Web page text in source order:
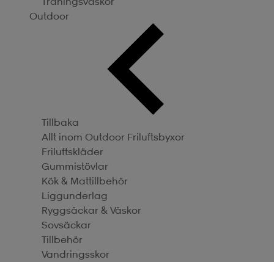
Outdoor
Tillbaka
Allt inom Outdoor Friluftsbyxor
Friluftskläder
Gummistövlar
Kök & Mattillbehör
Liggunderlag
Ryggsäckar & Väskor
Sovsäckar
Tillbehör
Vandringsskor